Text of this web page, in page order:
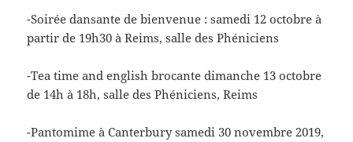
-Soirée dansante de bienvenue : samedi 12 octobre à
partir de 19h30 à Reims, salle des Phéniciens
-Tea time and english brocante dimanche 13 octobre
de 14h à 18h, salle des Phéniciens, Reims
-Pantomime à Canterbury samedi 30 novembre 2019,